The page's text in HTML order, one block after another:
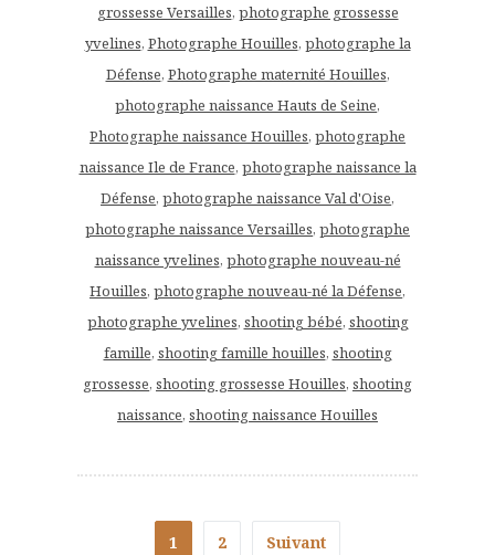
grossesse Versailles, photographe grossesse
yvelines, Photographe Houilles, photographe la
Défense, Photographe maternité Houilles,
photographe naissance Hauts de Seine,
Photographe naissance Houilles, photographe
naissance Ile de France, photographe naissance la
Défense, photographe naissance Val d'Oise,
photographe naissance Versailles, photographe
naissance yvelines, photographe nouveau-né
Houilles, photographe nouveau-né la Défense,
photographe yvelines, shooting bébé, shooting
famille, shooting famille houilles, shooting
grossesse, shooting grossesse Houilles, shooting
naissance, shooting naissance Houilles
1 2 Suivant